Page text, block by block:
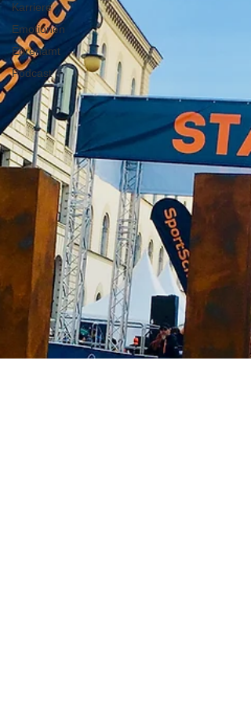
Karriere
Emotionen
Ehrenamt
Podcast